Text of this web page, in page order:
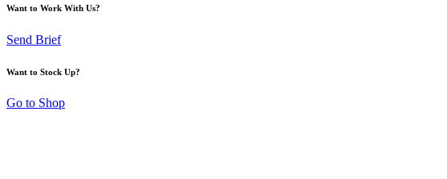
Want to Work With Us?
Send Brief
Want to Stock Up?
Go to Shop